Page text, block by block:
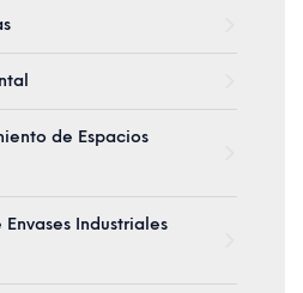
de Espacios
Industriales